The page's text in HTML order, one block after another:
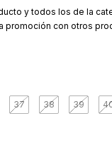
y todos los de la
promoción con otros
37 38 39